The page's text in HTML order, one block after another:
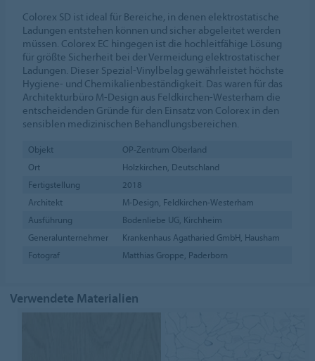
Colorex SD ist ideal für Bereiche, in denen elektrostatische
Ladungen entstehen können und sicher abgeleitet werden
müssen. Colorex EC hingegen ist die hochleitfähige Lösung
für größte Sicherheit bei der Vermeidung elektrostatischer
Ladungen. Dieser Spezial-Vinylbelag gewährleistet höchste
Hygiene- und Chemikalienbeständigkeit. Das waren für das
Architekturbüro M-Design aus Feldkirchen-Westerham die
entscheidenden Gründe für den Einsatz von Colorex in den
sensiblen medizinischen Behandlungsbereichen.
Objekt
OP-Zentrum Oberland
Ort
Holzkirchen, Deutschland
Fertigstellung
2018
Architekt
M-Design, Feldkirchen-Westerham
Ausführung
Bodenliebe UG, Kirchheim
Generalunternehmer
Krankenhaus Agatharied GmbH, Hausham
Fotograf
Matthias Groppe, Paderborn
Verwendete Materialien